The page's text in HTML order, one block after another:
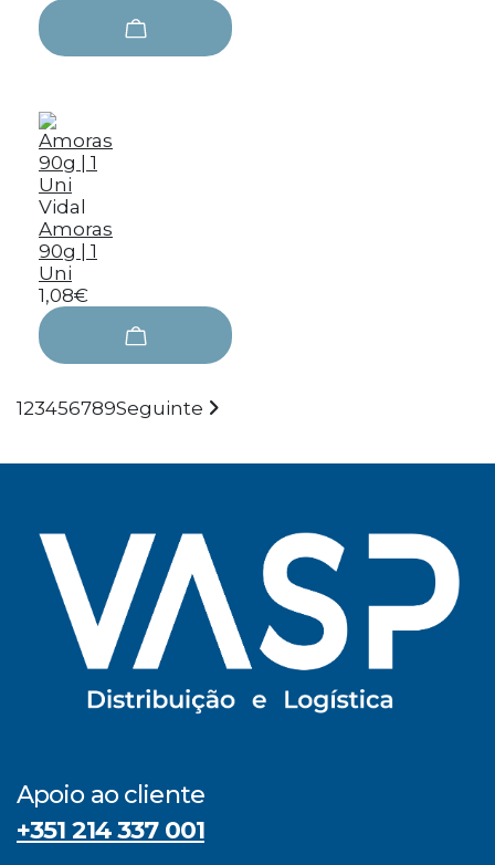
Vidal
Amoras
90g | 1
Uni
1,08€
123456789Seguinte
Apoio ao cliente
+351 214 337 001